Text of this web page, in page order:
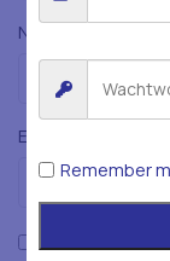
Naam *
E-mail
Mijn naam, e-
Remember